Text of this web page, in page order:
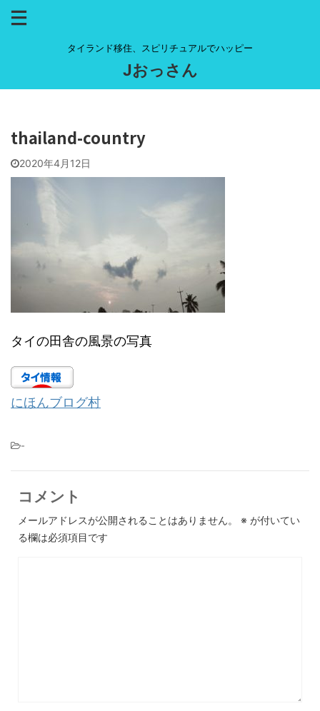
タイランド移住、スピリチュアルでハッピー
Jおっさん
thailand-country
2020年4月12日
タイの田舎の風景の写真
にほんブログ村
-
コメント
メールアドレスが公開されることはありません。 ※ が付いてい
る欄は必須項目です